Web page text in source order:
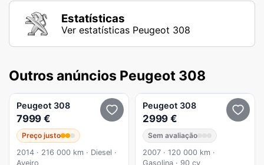
Estatísticas
Ver estatísticas Peugeot 308
Outros anúncios Peugeot 308
Peugeot 308
7999 €
Preço justo
2014 · 216 000 km · Diesel ·
Aveiro
Peugeot 308
2999 €
Sem avaliação
2007 · 120 000 km ·
Gasolina · 90 cv